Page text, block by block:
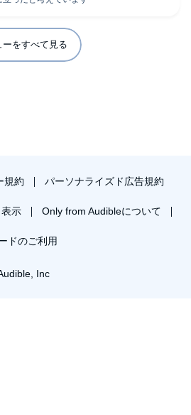
ーをすべて見る
規約 パーソナライズド広告規約
示 Only from Audibleについて
ドのご利用
Inc